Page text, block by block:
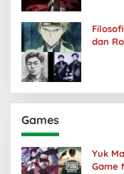
dan
Games
Yuk
Game